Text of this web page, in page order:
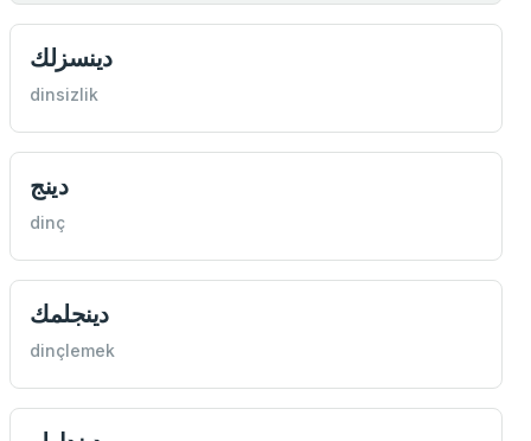
دينسزلك
dinsizlik
دينج
dinç
دينجلمك
dinçlemek